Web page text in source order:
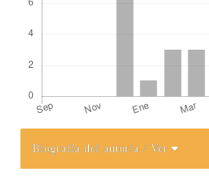
Biografía del autor/a/ Ver